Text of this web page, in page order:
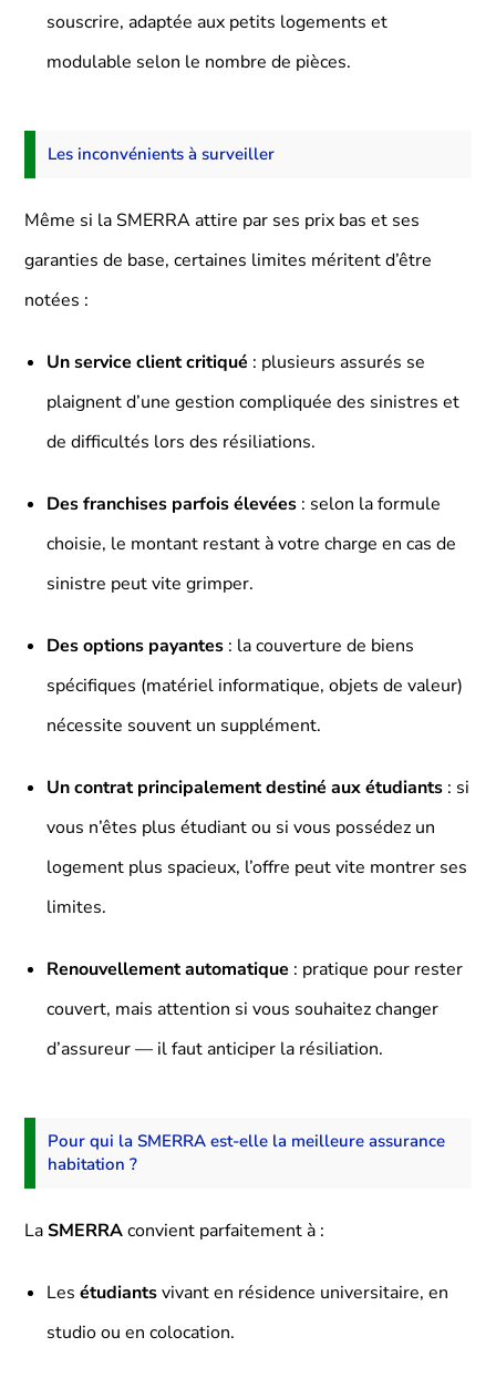
souscrire, adaptée aux petits logements et
modulable selon le nombre de pièces.
Les inconvénients à surveiller
Même si la SMERRA attire par ses prix bas et ses
garanties de base, certaines limites méritent d’être
notées :
Un service client critiqué : plusieurs assurés se
plaignent d’une gestion compliquée des sinistres et
de difficultés lors des résiliations.
Des franchises parfois élevées : selon la formule
choisie, le montant restant à votre charge en cas de
sinistre peut vite grimper.
Des options payantes : la couverture de biens
spécifiques (matériel informatique, objets de valeur)
nécessite souvent un supplément.
Un contrat principalement destiné aux étudiants : si
vous n’êtes plus étudiant ou si vous possédez un
logement plus spacieux, l’offre peut vite montrer ses
limites.
Renouvellement automatique : pratique pour rester
couvert, mais attention si vous souhaitez changer
d’assureur — il faut anticiper la résiliation.
Pour qui la SMERRA est-elle la meilleure assurance
habitation ?
LaSMERRAconvient parfaitement à :
Lesétudiantsvivant en résidence universitaire, en
studio ou en colocation.